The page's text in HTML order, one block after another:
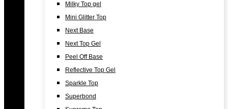
Milky Top gel
Mini Glitter Top
Next Base
Next Top Gel
Peel Off Base
Reflective Top Gel
Sparkle Top
Superbond